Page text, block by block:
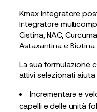
Kmax Integratore
Integratore
Cistina, NAC,
Astaxantina e Biotina.
La sua formulazione
attivi selezionati aiuta
Incrementare e
capelli e delle unità